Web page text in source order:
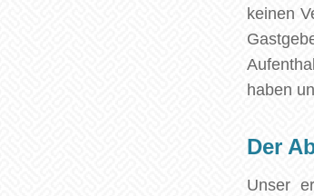
keinen
haben
Der
Unser